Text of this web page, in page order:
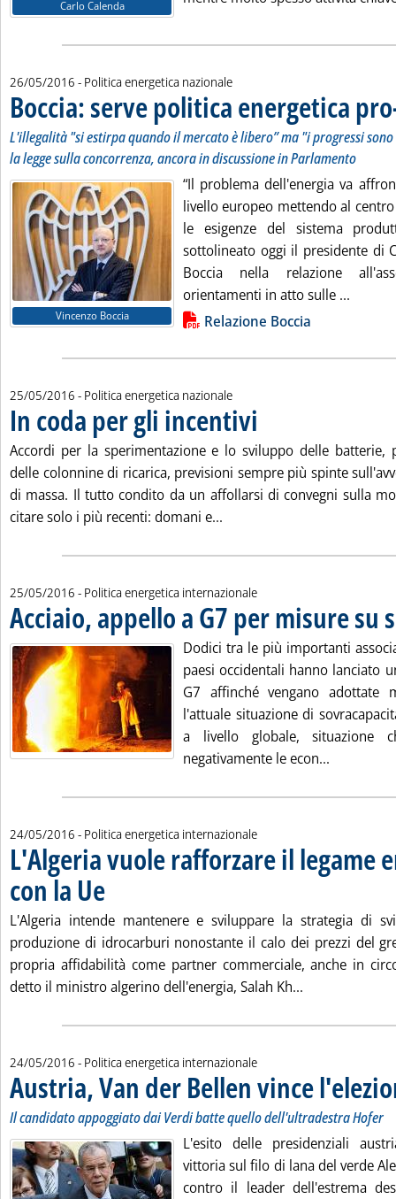
Carlo Calenda
26/05/2016 - Politica energetica nazionale
Boccia: serve politica energetica
L'illegalità "si estirpa quando il mercato è libero” ma "i progressi
la legge sulla concorrenza, ancora in discussione in Parlamento
Vincenzo Boccia
“Il problema dell'energia va
livello europeo mettendo al
le esigenze del sistema
sottolineato oggi il presidente di
Boccia nella relazione
orientamenti in atto sulle ...
Lista allegati PDF alla notiziaRelazione Boccia
25/05/2016 - Politica energetica nazionale
In coda per gli incentivi
Accordi per la sperimentazione e lo sviluppo delle batterie,
delle colonnine di ricarica, previsioni sempre più spinte
di massa. Il tutto condito da un affollarsi di convegni sulla
citare solo i più recenti: domani e...
25/05/2016 - Politica energetica internazionale
Acciaio, appello a G7 per misure su
Dodici tra le più importanti
paesi occidentali hanno lanciato
G7 affinché vengano adottate
l'attuale situazione di
a livello globale, situazione
negativamente le econ...
24/05/2016 - Politica energetica internazionale
L'Algeria vuole rafforzare il legame
con la Ue
L'Algeria intende mantenere e sviluppare la strategia di
produzione di idrocarburi nonostante il calo dei prezzi del
propria affidabilità come partner commerciale, anche in
detto il ministro algerino dell'energia, Salah Kh...
24/05/2016 - Politica energetica internazionale
Austria, Van der Bellen vince
Il candidato appoggiato dai Verdi batte quello dell'ultradestra Hofer
L'esito delle presidenziali
vittoria sul filo di lana del verde
contro il leader dell'estrema